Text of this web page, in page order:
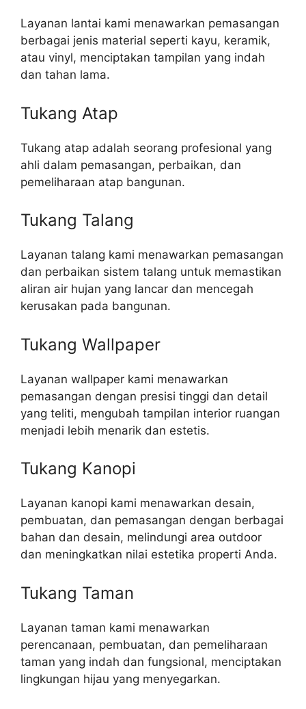
Layanan lantai kami menawarkan pemasangan
berbagai jenis material seperti kayu, keramik,
atau vinyl, menciptakan tampilan yang indah
dan tahan lama.
Tukang Atap
Tukang atap adalah seorang profesional yang
ahli dalam pemasangan, perbaikan, dan
pemeliharaan atap bangunan.
Tukang Talang
Layanan talang kami menawarkan pemasangan
dan perbaikan sistem talang untuk memastikan
aliran air hujan yang lancar dan mencegah
kerusakan pada bangunan.
Tukang Wallpaper
Layanan wallpaper kami menawarkan
pemasangan dengan presisi tinggi dan detail
yang teliti, mengubah tampilan interior ruangan
menjadi lebih menarik dan estetis.
Tukang Kanopi
Layanan kanopi kami menawarkan desain,
pembuatan, dan pemasangan dengan berbagai
bahan dan desain, melindungi area outdoor
dan meningkatkan nilai estetika properti Anda.
Tukang Taman
Layanan taman kami menawarkan
perencanaan, pembuatan, dan pemeliharaan
taman yang indah dan fungsional, menciptakan
lingkungan hijau yang menyegarkan.